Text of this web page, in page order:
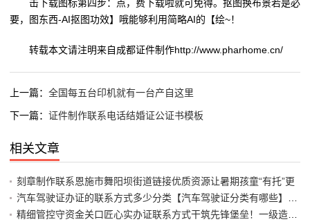
击下载图标第四步：点，费下载啦就可免得。抠图换布景若是必
要，图东西-AI抠图功效】哦能够利用简略AI的【绘~！
转载本文请注明来自成都证件制作http://www.pharhome.cn/
上一篇： 全国每五台印机就有一台产自这里
下一篇： 证件制作联系电话结婚证公证书模板
相关文章
刻章制作联系恩施市舞阳坝街道链接优质资源让暑期孩童“有托”更